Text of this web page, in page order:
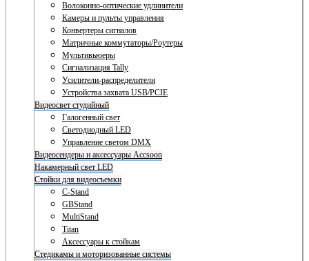
Волоконно-оптические удлинители
Камеры и пульты управления
Конвертеры сигналов
Матричные коммутаторы/Роутеры
Мультивьюеры
Сигнализация Tally
Усилители-распределители
Устройства захвата USB/PCIE
Видеосвет студийный
Галогенный свет
Светодиодный LED
Управление светом DMX
Видеосендеры и аксессуары Accsoon
Накамерный свет LED
Стойки для видеосъемки
C-Stand
GBStand
MultiStand
Titan
Аксессуары к стойкам
Стедикамы и моторизованные системы